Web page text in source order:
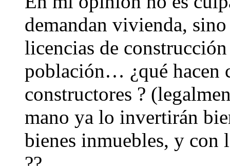
demandan vivienda,
licencias de
población… ¿qué hacen
constructores ?
mano ya lo invertirán
bienes inmuebles, y con